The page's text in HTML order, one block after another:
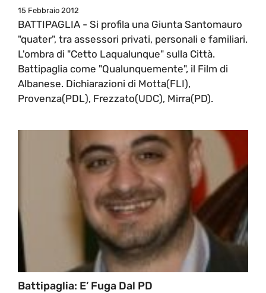
15 Febbraio 2012
BATTIPAGLIA - Si profila una Giunta Santomauro
"quater", tra assessori privati, personali e familiari.
L'ombra di "Cetto Laqualunque" sulla Città.
Battipaglia come "Qualunquemente", il Film di
Albanese. Dichiarazioni di Motta(FLI),
Provenza(PDL), Frezzato(UDC), Mirra(PD).
Battipaglia: E’ Fuga Dal PD